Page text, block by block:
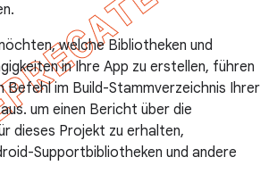
welche Bibliotheken und
in Ihre App zu erstellen, führen
Befehl im Build-Stammverzeichnis Ihrer
um einen Bericht über die
dieses Projekt zu erhalten,
Supportbibliotheken und andere